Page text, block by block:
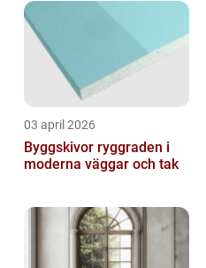
03 april 2026
Byggskivor ryggraden i
moderna väggar och tak